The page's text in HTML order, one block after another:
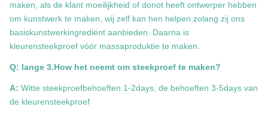
maken, als de klant moeilijkheid of donot heeft ontwerper hebben
om kunstwerk te maken, wij zelf kan hen helpen zolang zij ons
basiskunstwerkingrediënt aanbieden. Daarna is
kleurensteekproef vóór massaproduktie te maken.
Q: lange 3.How het neemt om steekproef te maken?
A: Witte steekproefbehoeften 1-2days, de behoeften 3-5days van
de kleurensteekproef